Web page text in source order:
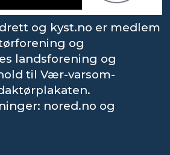
og kyst.no er medlem
og
landsforening og
til Vær-varsom-
nored.no og